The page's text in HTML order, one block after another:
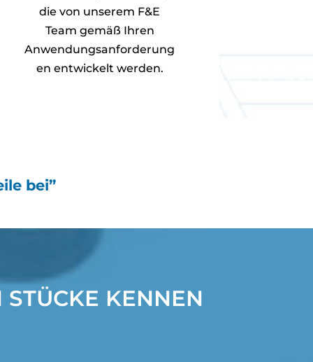
die von unserem F&E
Team gemäß Ihren
Anwendungsanforderung
en entwickelt werden.
bei”
KENNEN